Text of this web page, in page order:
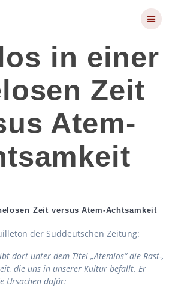
in einer
Zeit
Atem-
Zeit versus Atem-Achtsamkeit
der Süddeutschen Zeitung:
dort unter dem Titel „Atemlos“ die Rast-,
die uns in unserer Kultur befällt. Er
Ursachen dafür: